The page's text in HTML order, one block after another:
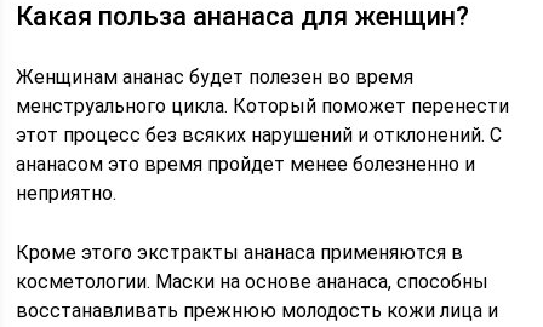
Какая польза ананаса для женщин?
Женщинам ананас будет полезен во время
менструального цикла. Который поможет перенести
этот процесс без всяких нарушений и отклонений. С
ананасом это время пройдет менее болезненно и
неприятно.
Кроме этого экстракты ананаса применяются в
косметологии. Маски на основе ананаса, способны
восстанавливать прежнюю молодость кожи лица и